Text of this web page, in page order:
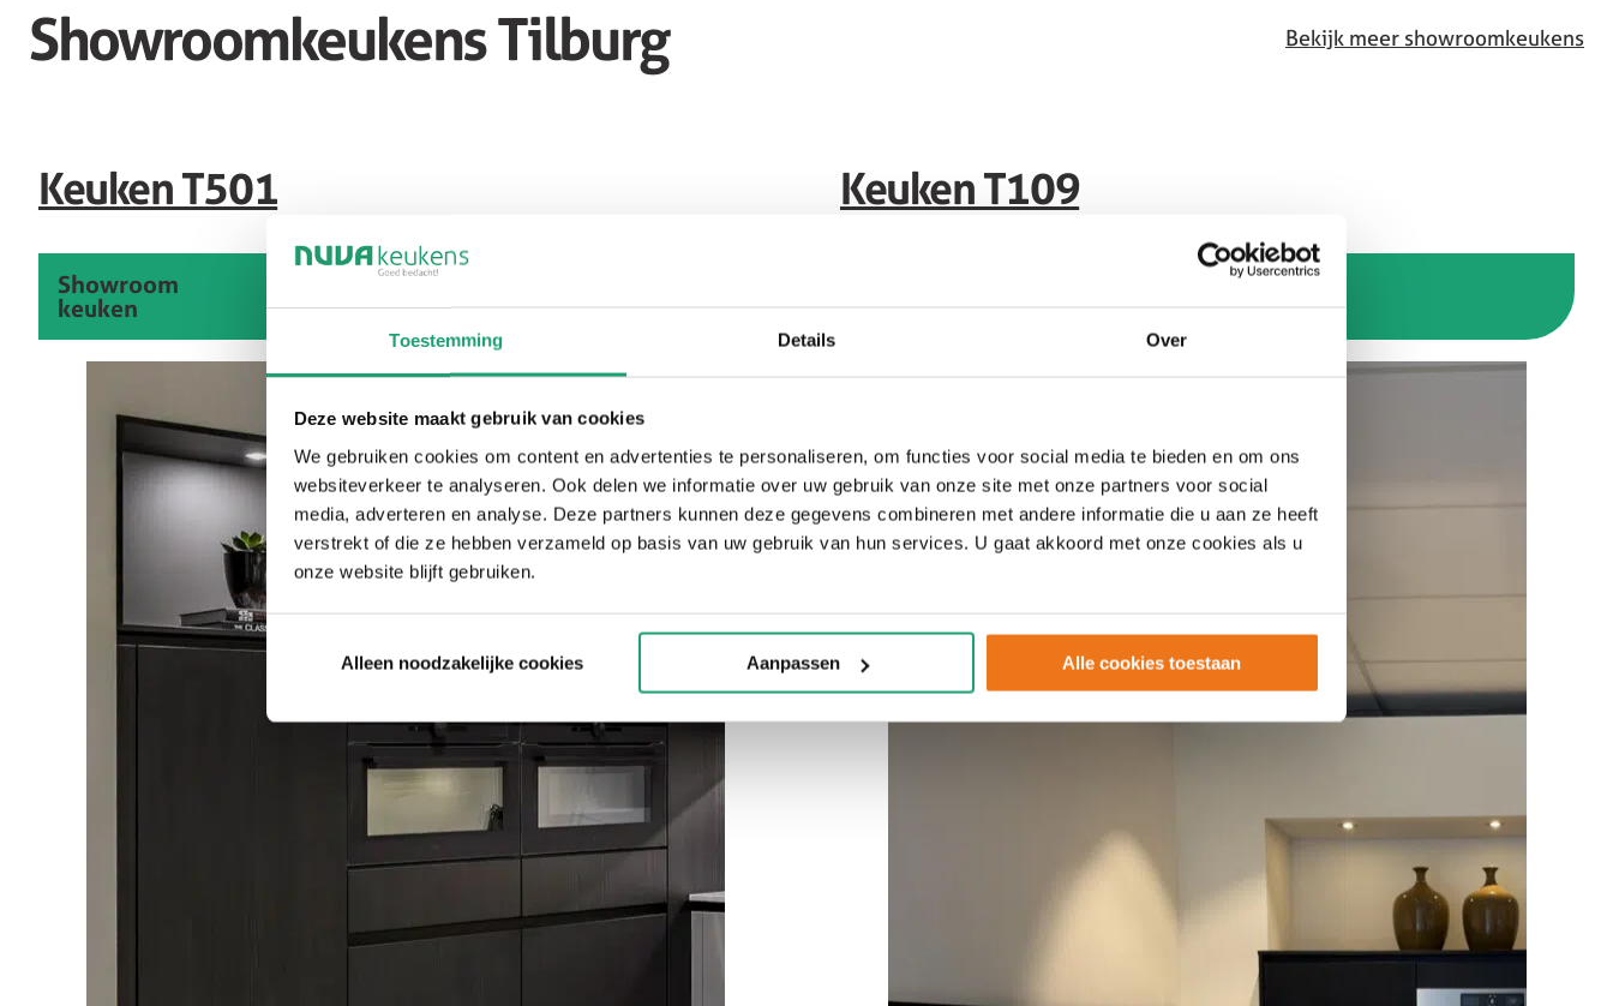
Toestemming Details Over
Deze website maakt gebruik van cookies
We gebruiken cookies om content en advertenties te personaliseren, om functies voor social media te bieden en om ons
websiteverkeer te analyseren. Ook delen we informatie over uw gebruik van onze site met onze partners voor social
media, adverteren en analyse. Deze partners kunnen deze gegevens combineren met andere informatie die u aan ze heeft
verstrekt of die ze hebben verzameld op basis van uw gebruik van hun services. U gaat akkoord met onze cookies als u
onze website blijft gebruiken.
Alleen noodzakelijke cookies Aanpassen Alle cookies toestaan
Showroomkeukens Tilburg Bekijk meer showroomkeukens
Keuken T501
Showroom
keuken
Keuken T109
keuken